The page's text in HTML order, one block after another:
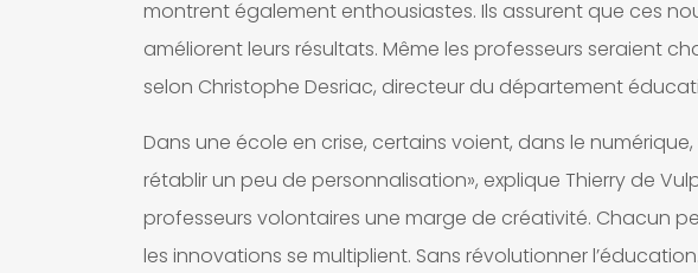
montrent également enthousiastes. Ils assurent que ces
améliorent leurs résultats. Même les professeurs seraient
selon Christophe Desriac, directeur du département
Dans une école en crise, certains voient, dans le
rétablir un peu de personnalisation», explique Thierry de
professeurs volontaires une marge de créativité. Chacun
les innovations se multiplient. Sans révolutionner